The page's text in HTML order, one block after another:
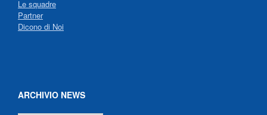
Le squadre
Partner
Dicono di Noi
ARCHIVIO NEWS